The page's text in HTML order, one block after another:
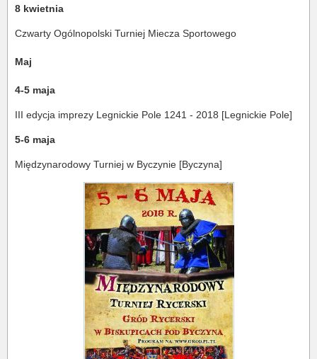
8 kwietnia
Czwarty Ogólnopolski Turniej Miecza Sportowego
Maj
4-5 maja
III edycja imprezy Legnickie Pole 1241 - 2018 [Legnickie Pole]
5-6 maja
Międzynarodowy Turniej w Byczynie [Byczyna]